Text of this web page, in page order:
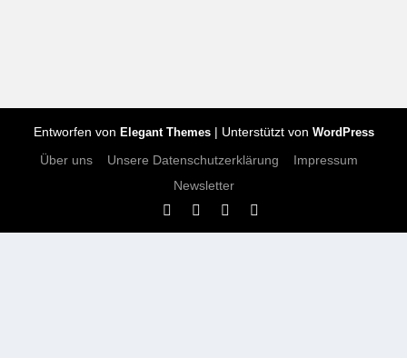
Entworfen von Elegant Themes| Unterstützt von WordPress
Über uns Unsere Datenschutzerklärung
Impressum
Newsletter